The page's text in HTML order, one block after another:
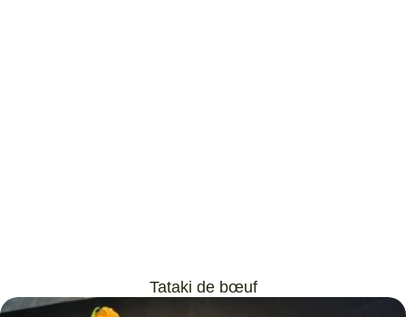
Tataki de bœuf